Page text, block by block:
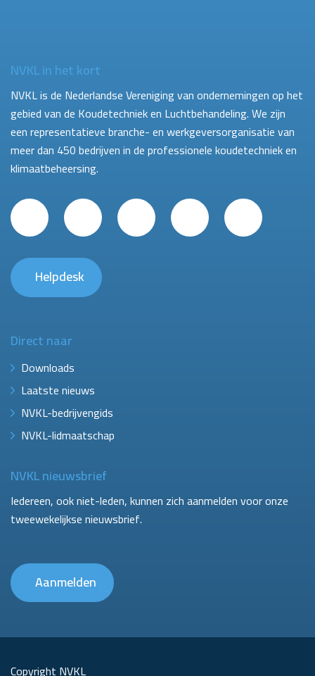
NVKL in het kort
NVKL is de Nederlandse Vereniging van ondernemingen op het
gebied van de Koudetechniek en Luchtbehandeling. We zijn
een representatieve branche- en werkgeversorganisatie van
meer dan 450 bedrijven in de professionele koudetechniek en
klimaatbeheersing.
Helpdesk
Direct naar
Downloads
Laatste nieuws
NVKL-bedrijvengids
NVKL-lidmaatschap
NVKL nieuwsbrief
Iedereen, ook niet-leden, kunnen zich aanmelden voor onze
tweewekelijkse nieuwsbrief.
Aanmelden
Copyright NVKL